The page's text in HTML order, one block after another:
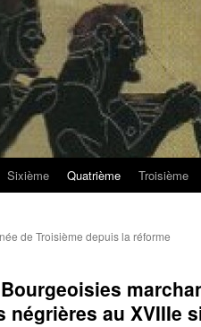
Sixième Quatrième Troisième
de Troisième depuis la réforme
négrières au XVIIIe